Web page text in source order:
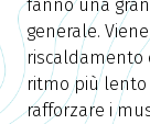
fanno una
generale.
riscaldamento
ritmo più
rafforzare i